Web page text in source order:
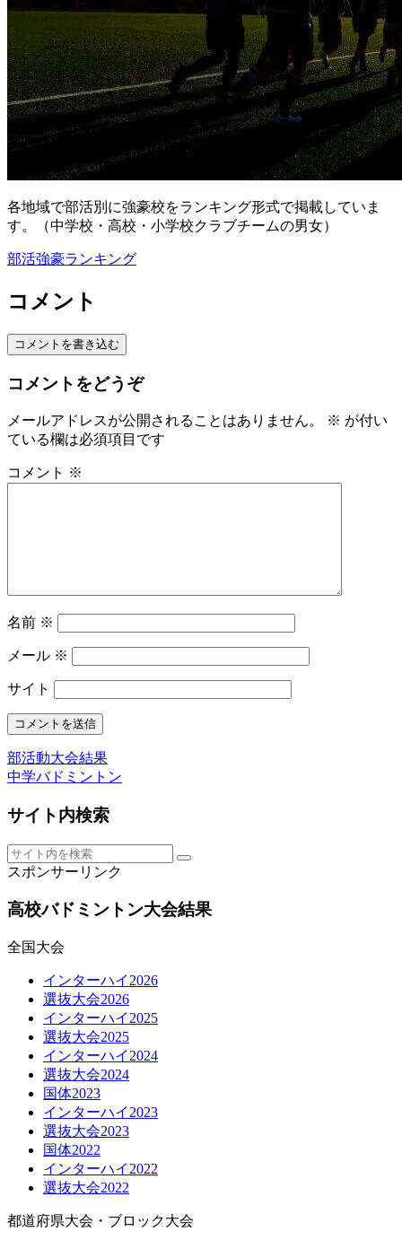
各地域で部活別に強豪校をランキング形式で掲載していま
す。（中学校・高校・小学校クラブチームの男女）
部活強豪ランキング
コメント
コメントを書き込む
コメントをどうぞ
メールアドレスが公開されることはありません。 ※ が付い
ている欄は必須項目です
コメント ※
名前 ※
メール ※
サイト
部活動大会結果
中学バドミントン
サイト内検索
スポンサーリンク
高校バドミントン大会結果
全国大会
インターハイ2026
選抜大会2026
インターハイ2025
選抜大会2025
インターハイ2024
選抜大会2024
国体2023
インターハイ2023
選抜大会2023
国体2022
インターハイ2022
選抜大会2022
都道府県大会・ブロック大会